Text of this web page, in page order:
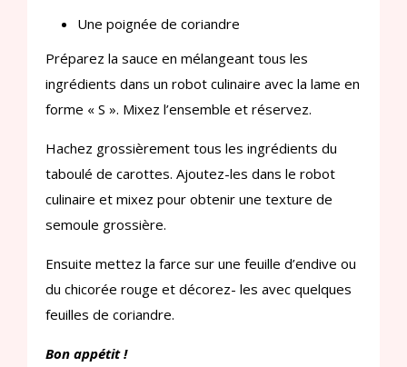
Une poignée de coriandre
Préparez la sauce en mélangeant tous les
ingrédients dans un robot culinaire avec la lame en
forme « S ». Mixez l’ensemble et réservez.
Hachez grossièrement tous les ingrédients du
taboulé de carottes. Ajoutez-les dans le robot
culinaire et mixez pour obtenir une texture de
semoule grossière.
Ensuite mettez la farce sur une feuille d’endive ou
du chicorée rouge et décorez- les avec quelques
feuilles de coriandre.
Bon appétit !